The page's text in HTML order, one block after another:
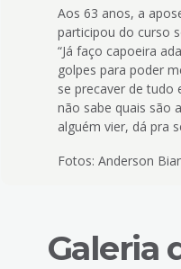
Aos 63 anos, a
participou do curso
“Já faço capoeira
golpes para poder
se precaver de tudo
não sabe quais são
alguém vier, dá pra
Fotos: Anderson
Galeria